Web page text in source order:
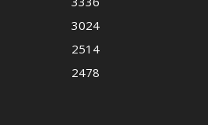
3024
2514
2478